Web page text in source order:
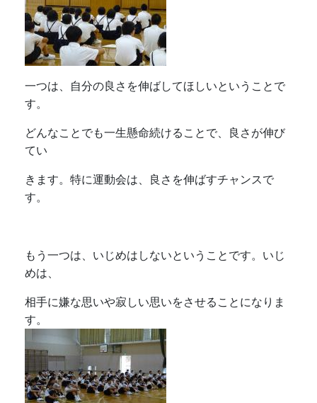
一つは、自分の良さを伸ばしてほしいということで
す。
どんなことでも一生懸命続けることで、良さが伸び
てい
きます。特に運動会は、良さを伸ばすチャンスで
す。
もう一つは、いじめはしないということです。いじ
めは、
相手に嫌な思いや寂しい思いをさせることになりま
す。